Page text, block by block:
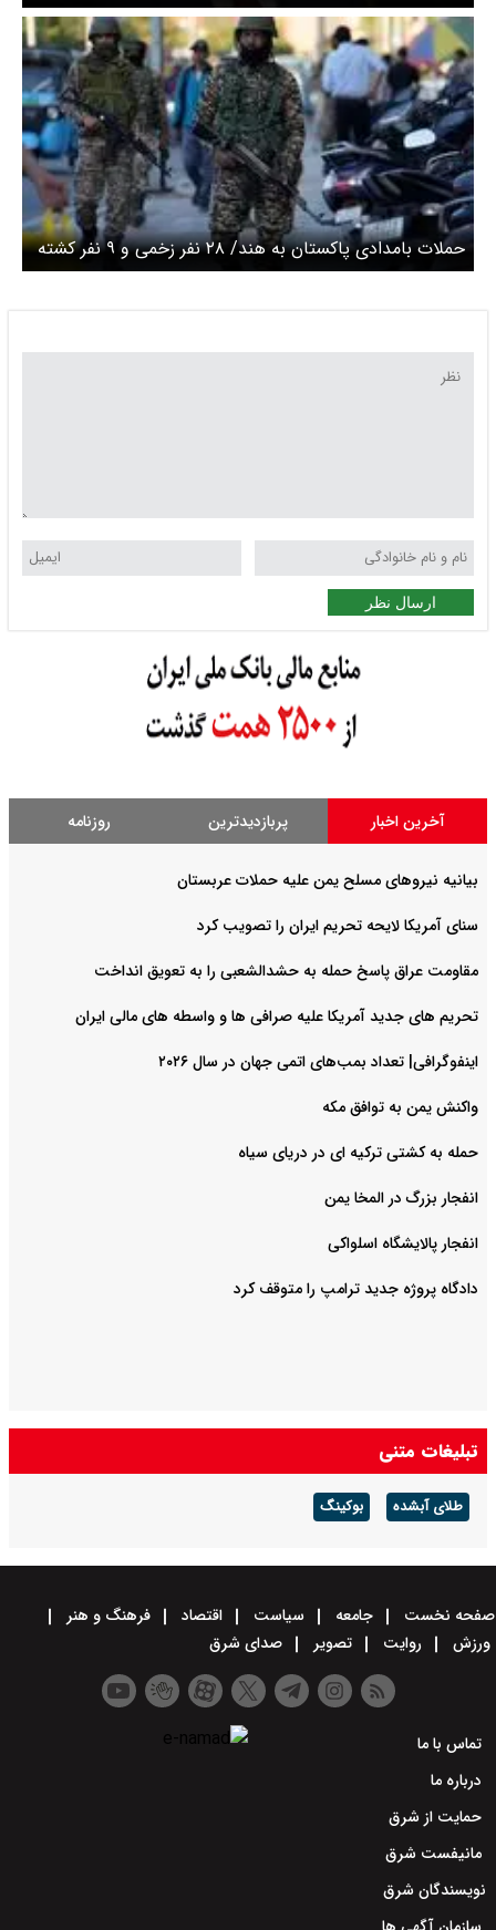
حملات بامدادی پاکستان به هند/ ۲۸ نفر زخمی و ۹ نفر کشته
شدند
ارسال نظر
آخرین اخبار پربازدیدترین روزنامه
بیانیه نیروهای مسلح یمن علیه حملات عربستان
سنای آمریکا لایحه تحریم ایران را تصویب کرد
مقاومت عراق پاسخ حمله به حشدالشعبی را به تعویق انداخت
تحریم های جدید آمریکا علیه صرافی ها و واسطه های مالی ایران
اینفوگرافی| تعداد بمب‌های اتمی جهان در سال ۲۰۲۶
واکنش یمن به توافق مکه
حمله به کشتی ترکیه ای در دریای سیاه
انفجار بزرگ در المخا یمن
انفجار پالایشگاه اسلواکی
دادگاه پروژه جدید ترامپ را متوقف کرد
تبلیغات متنی
طلای آبشده بوکینگ
صفحه نخست جامعه سیاست اقتصاد
فرهنگ و هنر
ورزش
روایت تصویر صدای شرق
تماس با ما
درباره ما
حمایت از شرق
مانیفست شرق
نویسندگان شرق